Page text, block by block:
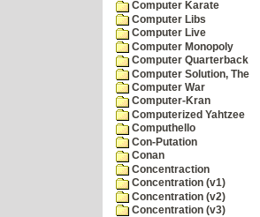
Computer Karate
Computer Libs
Computer Live
Computer Monopoly
Computer Quarterback
Computer Solution, The
Computer War
Computer-Kran
Computerized Yahtzee
Computhello
Con-Putation
Conan
Concentraction
Concentration (v1)
Concentration (v2)
Concentration (v3)